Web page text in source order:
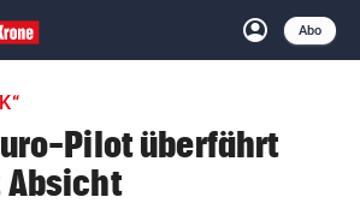
account_circle
Anmelden
Abo
close Schließen
Pilot überfährt
Absicht